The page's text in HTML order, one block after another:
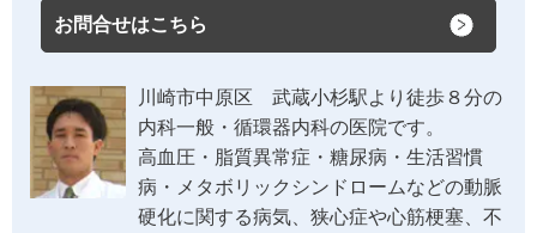
お問合せはこちら
川崎市中原区 武蔵小杉駅より徒歩８分の
内科一般・循環器内科の医院です。
高血圧・脂質異常症・糖尿病・生活習慣
病・メタボリックシンドロームなどの動脈
硬化に関する病気、狭心症や心筋梗塞、不